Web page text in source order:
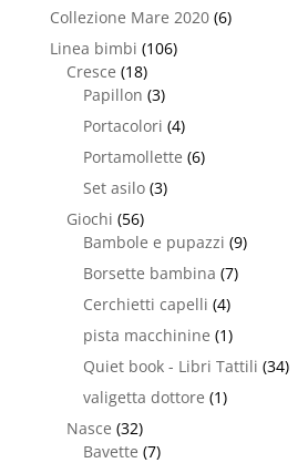
Collezione Mare 2020 (6)
Linea bimbi (106)
Cresce (18)
Papillon (3)
Portacolori (4)
Portamollette (6)
Set asilo (3)
Giochi (56)
Bambole e pupazzi (9)
Borsette bambina (7)
Cerchietti capelli (4)
pista macchinine (1)
Quiet book - Libri Tattili (34)
valigetta dottore (1)
Nasce (32)
Bavette (7)